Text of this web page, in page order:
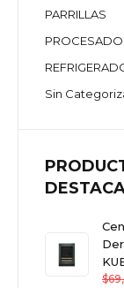
PARRILLAS
Sin
$